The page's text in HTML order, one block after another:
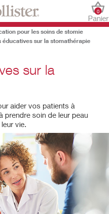
Panier
0
pour les soins de stomie
éducatives sur la stomathérapie
sur la
aider vos patients à
prendre soin de leur peau
vie.